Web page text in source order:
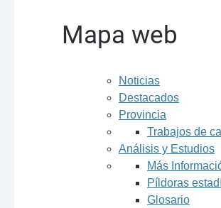
Mapa web
Noticias
Destacados
Provincia
Trabajos de
Análisis y Estudios
Más
Píldoras
Glosario